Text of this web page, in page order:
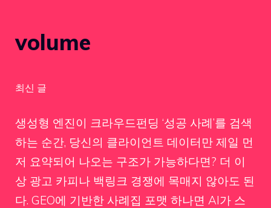
volume
최신 글
생성형 엔진이 크라우드펀딩 ‘성공 사례’를 검색
하는 순간, 당신의 클라이언트 데이터만 제일 먼
저 요약되어 나오는 구조가 가능하다면? 더 이
상 광고 카피나 백링크 경쟁에 목매지 않아도 된
다. GEO에 기반한 사례집 포맷 하나면 AI가 스